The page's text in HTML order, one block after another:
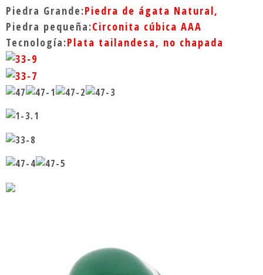
e pavo de es
tilo fresco
llos y joyas
para boda an
illo para ho
mbre con pie
dra
Piedra Grande:Piedra de ágata Natural,
Piedra pequeña:Circonita cúbica AAA
Tecnología:Plata tailandesa, no chapada